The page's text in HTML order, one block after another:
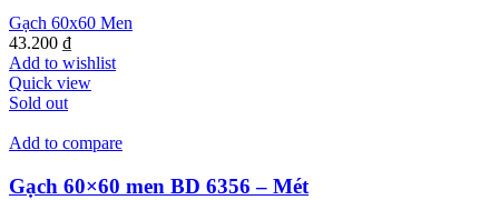
Gạch 60x60 Men
43.200 ₫
Add to wishlist
Quick view
Sold out
Add to compare
Gạch 60×60 men BD 6356 – Mét